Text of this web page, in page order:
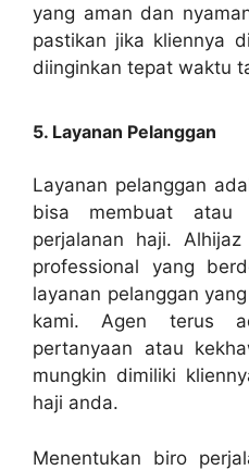
yang aman dan
pastikan jika kliennya
diinginkan tepat waktu
5. Layanan Pelanggan
Layanan pelanggan
bisa membuat atau
perjalanan haji.
professional yang
layanan pelanggan
kami. Agen terus
pertanyaan atau
mungkin dimiliki
haji anda.
Menentukan biro